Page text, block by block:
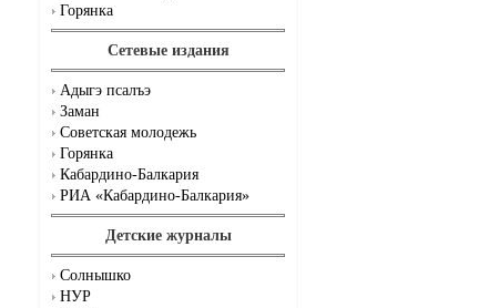
Горянка
Сетевые издания
Адыгэ псалъэ
Заман
Советская молодежь
Горянка
Кабардино-Балкария
РИА «Кабардино-Балкария»
Детские журналы
Солнышко
НУР